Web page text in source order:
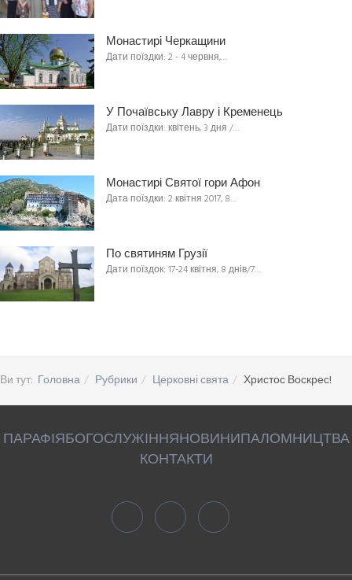
Монастирі Черкащини
Дати поїздки: 2 - 4 червня,…
У Почаївську Лавру і Кременець
Дати поїздки: квітень, 3 дня /…
Монастирі Святої гори Афон
Дата поїздки: 2 квітня 2017, 8…
По святиням Грузії
Дати поїздок: 17-24 квітня, 8 днів/7…
Ви тут: Головна Рубрики Церковні свята Христос Воскрес!
ПАРАФІЯБОГОСЛУЖІННЯНОВИНИПАЛОМНИЦТВА
КОНТАКТИ